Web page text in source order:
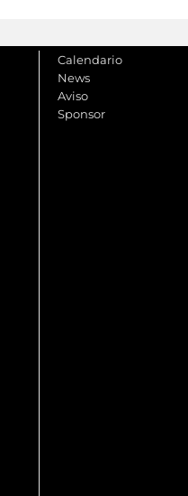
Calendario
News
Aviso
Sponsor